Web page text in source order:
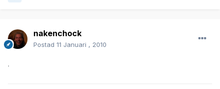
nakenchock
Postad 11 Januari , 2010
.